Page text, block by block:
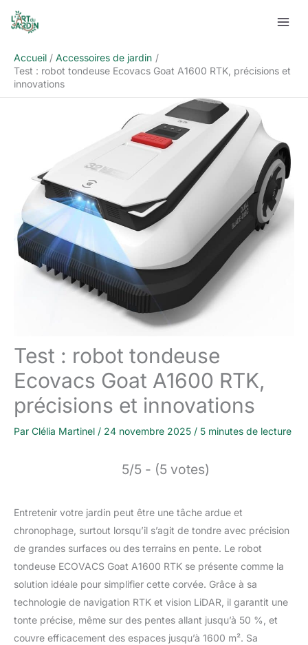
Aller
Accueil
Accessoires de jardin
Test : robot tondeuse Ecovacs Goat A1600 RTK, précisions et
innovations
Test : robot tondeuse
Ecovacs Goat A1600 RTK,
précisions et innovations
Par Clélia Martinel / 24 novembre 2025 / 5 minutes de lecture
5/5 - (5 votes)
Entretenir votre jardin peut être une tâche ardue et
chronophage, surtout lorsqu’il s’agit de tondre avec précision
de grandes surfaces ou des terrains en pente. Le robot
tondeuse ECOVACS Goat A1600 RTK se présente comme la
solution idéale pour simplifier cette corvée. Grâce à sa
technologie de navigation RTK et vision LiDAR, il garantit une
tonte précise, même sur des pentes allant jusqu’à 50 %, et
couvre efficacement des espaces jusqu’à 1600 m². Sa
Rechercher